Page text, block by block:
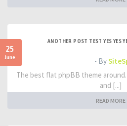
25
June
ANOTHER POST TEST YES YES
- By
The best flat phpBB theme
and [...]
READ MORE